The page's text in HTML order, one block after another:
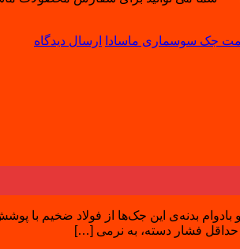
جک سوسماری ماسادا ارسال دیدگاه
ماسادا ویژگی‌ها و مزایای جک سوسماری ماسادا 1. ساختار مقاوم و